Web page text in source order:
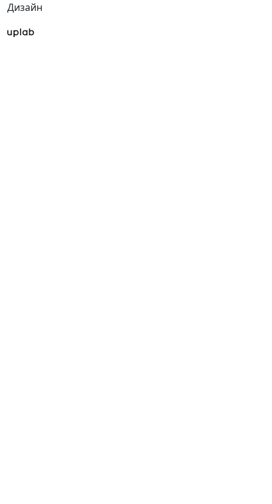
Дизайн